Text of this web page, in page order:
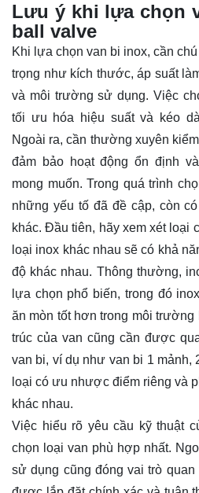
Lưu ý khi lựa chọn
ball valve
Khi lựa chọn van bi inox, cần
trọng như kích thước, áp suất
và môi trường sử dụng. Việc
tối ưu hóa hiệu suất và kéo
Ngoài ra, cần thường xuyên
đảm bảo hoạt động ổn định
mong muốn. Trong quá trình
những yếu tố đã đề cập, còn
khác. Đầu tiên, hãy xem xét loại
loại inox khác nhau sẽ có khả
độ khác nhau. Thông thường,
lựa chọn phổ biến, trong đó
ăn mòn tốt hơn trong môi
trúc của van cũng cần được
van bi, ví dụ như van bi 1 mảnh,
loại có ưu nhược điểm riêng và
khác nhau.
Việc hiểu rõ yêu cầu kỹ thuật
chọn loại van phù hợp nhất.
sử dụng cũng đóng vai trò